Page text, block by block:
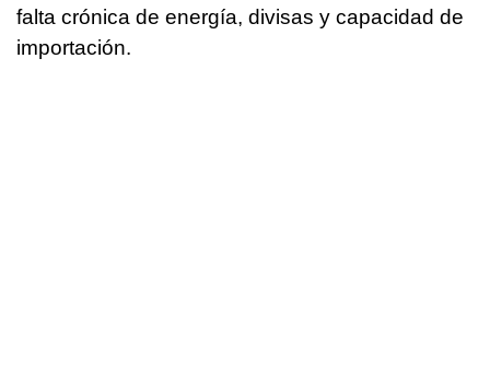
falta crónica de energía, divisas y capacidad de
importación.